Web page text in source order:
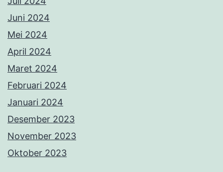
Juni 2024
Mei 2024
April 2024
Maret 2024
Februari 2024
Januari 2024
Desember 2023
November 2023
Oktober 2023